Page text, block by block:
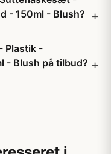
- 150ml - Blush?
Plastik -
- Blush på tilbud?